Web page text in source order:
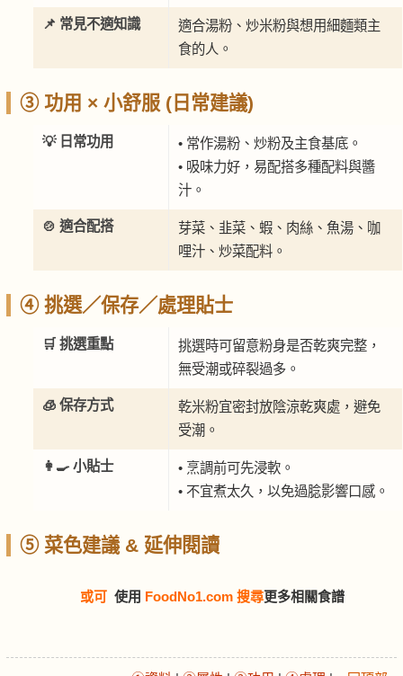
📌 常見不適知識
適合湯粉、炒米粉與想用細麵類主
食的人。
③ 功用 × 小舒服 (日常建議)
💡 日常功用
• 常作湯粉、炒粉及主食基底。
• 吸味力好，易配搭多種配料與醬
汁。
🍲 適合配搭
芽菜、韭菜、蝦、肉絲、魚湯、咖
哩汁、炒菜配料。
④ 挑選／保存／處理貼士
🛒 挑選重點
挑選時可留意粉身是否乾爽完整，
無受潮或碎裂過多。
🧊 保存方式
乾米粉宜密封放陰涼乾爽處，避免
受潮。
👩‍🍳 小貼士
• 烹調前可先浸軟。
• 不宜煮太久，以免過腍影響口感。
⑤ 菜色建議 & 延伸閱讀
或可 使用 FoodNo1.com 搜尋更多相關食譜